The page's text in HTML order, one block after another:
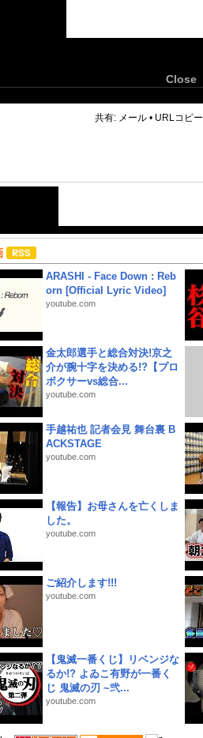
Close
共有: メール • URLコピー
ARASHI - Face Down : Reb
orn [Official Lyric Video]
youtube.com
金太郎選手と総合対決!京之
介が腕十字を決める!?【プロ
ボクサーvs総合...
youtube.com
手越祐也 記者会見 舞台裏 B
ACKSTAGE
youtube.com
【報告】お母さんを亡くしま
した。
youtube.com
ご紹介します!!!
youtube.com
【鬼滅一番くじ】リベンジな
るか!? よゐこ有野が一番く
じ 鬼滅の刃 ~弐...
youtube.com